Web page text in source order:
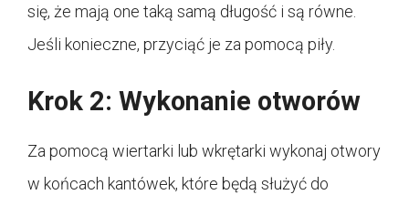
się, że mają one taką samą długość i są równe.
Jeśli konieczne, przyciąć je za pomocą piły.
Krok 2: Wykonanie otworów
Za pomocą wiertarki lub wkrętarki wykonaj otwory
w końcach kantówek, które będą służyć do